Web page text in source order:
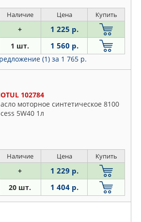
Наличие Цена Купить
+ 1 225 р.
1 шт. 1 560 р.
(1) за 1 765 р.
102784
моторное синтетическое 8100
5W40 1л
Наличие Цена Купить
+ 1 229 р.
20 шт. 1 404 р.